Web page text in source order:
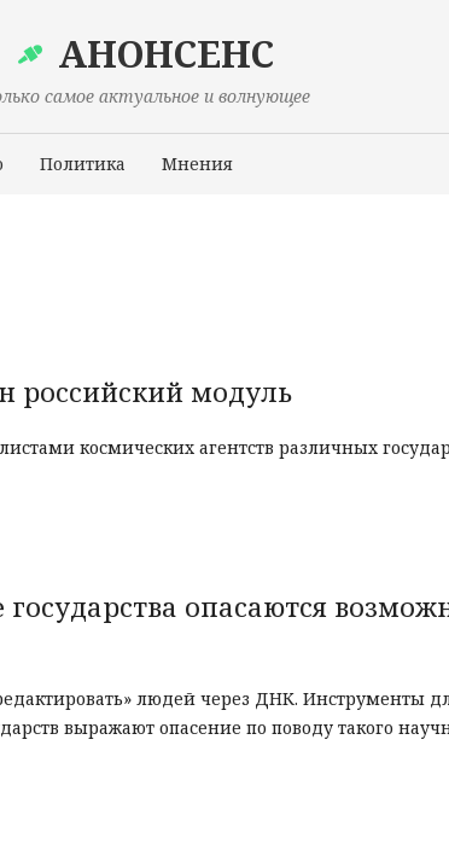
АНОНСЕНС
самое актуальное и волнующее
Политика Мнения
российский модуль
космических агентств различных
опасаются
людей через ДНК. Инструменты
выражают опасение по поводу такого